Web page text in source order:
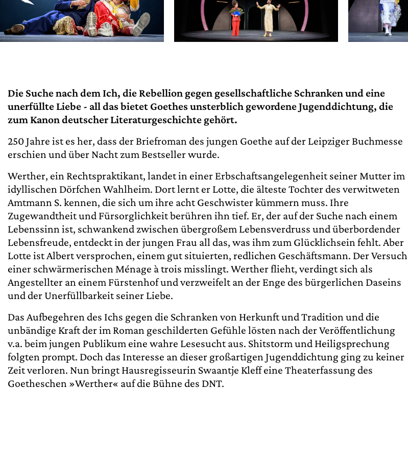
Die Suche nach dem Ich, die Rebellion gegen gesellschaftliche Schranken und eine
unerfüllte Liebe - all das bietet Goethes unsterblich gewordene Jugenddichtung, die
zum Kanon deutscher Literaturgeschichte gehört.
250 Jahre ist es her, dass der Briefroman des jungen Goethe auf der Leipziger Buchmesse
erschien und über Nacht zum Bestseller wurde.
Werther, ein Rechtspraktikant, landet in einer Erbschaftsangelegenheit seiner Mutter im
idyllischen Dörfchen Wahlheim. Dort lernt er Lotte, die älteste Tochter des verwitweten
Amtmann S. kennen, die sich um ihre acht Geschwister kümmern muss. Ihre
Zugewandtheit und Fürsorglichkeit berühren ihn tief. Er, der auf der Suche nach einem
Lebenssinn ist, schwankend zwischen übergroßem Lebensverdruss und überbordender
Lebensfreude, entdeckt in der jungen Frau all das, was ihm zum Glücklichsein fehlt. Aber
Lotte ist Albert versprochen, einem gut situierten, redlichen Geschäftsmann. Der Versuch
einer schwärmerischen Ménage à trois misslingt. Werther flieht, verdingt sich als
Angestellter an einem Fürstenhof und verzweifelt an der Enge des bürgerlichen Daseins
und der Unerfüllbarkeit seiner Liebe.
Das Aufbegehren des Ichs gegen die Schranken von Herkunft und Tradition und die
unbändige Kraft der im Roman geschilderten Gefühle lösten nach der Veröffentlichung
v.a. beim jungen Publikum eine wahre Lesesucht aus. Shitstorm und Heiligsprechung
folgten prompt. Doch das Interesse an dieser großartigen Jugenddichtung ging zu keiner
Zeit verloren. Nun bringt Hausregisseurin Swaantje Kleff eine Theaterfassung des
Goetheschen »Werther« auf die Bühne des DNT.